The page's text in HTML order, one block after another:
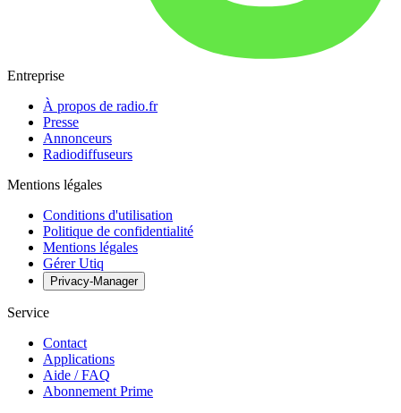
Entreprise
À propos de radio.fr
Presse
Annonceurs
Radiodiffuseurs
Mentions légales
Conditions d'utilisation
Politique de confidentialité
Mentions légales
Gérer Utiq
Privacy-Manager
Service
Contact
Applications
Aide / FAQ
Abonnement Prime